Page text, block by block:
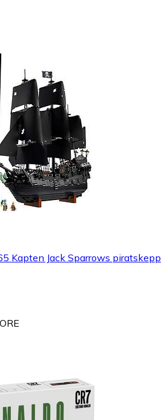
Kapten Jack Sparrows piratskepp